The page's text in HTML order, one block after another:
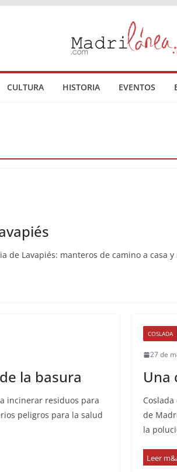
CULTURA HISTORIA EVENTOS
Lavapiés: manteros de camino a casa
la basura
incinerar residuos para
peligros para la salud
COSLADA
27 de
Una
de
la